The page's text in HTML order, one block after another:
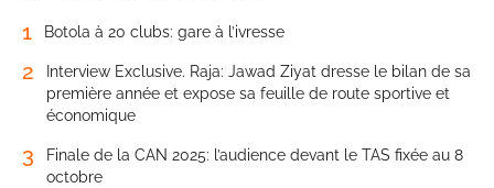
1 Botola à 20 clubs: gare à l’ivresse
2
Interview Exclusive. Raja: Jawad Ziyat dresse le bilan de sa
première année et expose sa feuille de route sportive et
économique
3
Finale de la CAN 2025: l’audience devant le TAS fixée au 8
octobre